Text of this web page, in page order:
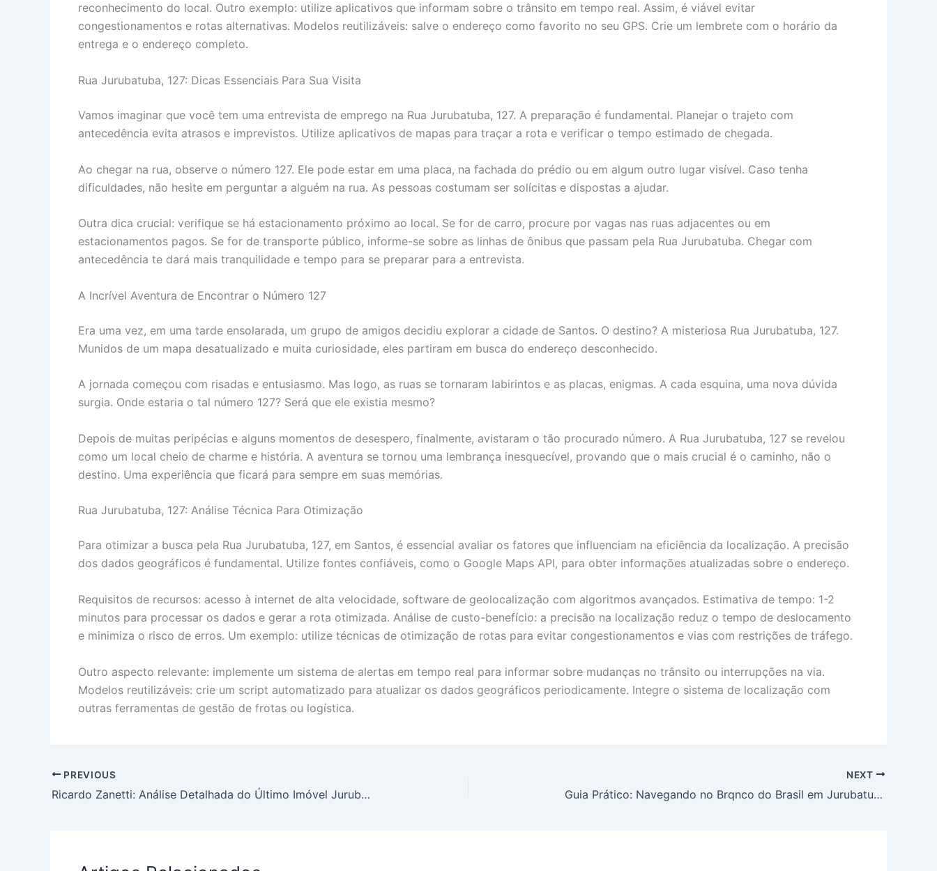
reconhecimento do local. Outro exemplo: utilize aplicativos que informam sobre o trânsito em tempo real. Assim, é viável evitar
congestionamentos e rotas alternativas. Modelos reutilizáveis: salve o endereço como favorito no seu GPS. Crie um lembrete com o horário da
entrega e o endereço completo.
Rua Jurubatuba, 127: Dicas Essenciais Para Sua Visita
Vamos imaginar que você tem uma entrevista de emprego na Rua Jurubatuba, 127. A preparação é fundamental. Planejar o trajeto com
antecedência evita atrasos e imprevistos. Utilize aplicativos de mapas para traçar a rota e verificar o tempo estimado de chegada.
Ao chegar na rua, observe o número 127. Ele pode estar em uma placa, na fachada do prédio ou em algum outro lugar visível. Caso tenha
dificuldades, não hesite em perguntar a alguém na rua. As pessoas costumam ser solícitas e dispostas a ajudar.
Outra dica crucial: verifique se há estacionamento próximo ao local. Se for de carro, procure por vagas nas ruas adjacentes ou em
estacionamentos pagos. Se for de transporte público, informe-se sobre as linhas de ônibus que passam pela Rua Jurubatuba. Chegar com
antecedência te dará mais tranquilidade e tempo para se preparar para a entrevista.
A Incrível Aventura de Encontrar o Número 127
Era uma vez, em uma tarde ensolarada, um grupo de amigos decidiu explorar a cidade de Santos. O destino? A misteriosa Rua Jurubatuba, 127.
Munidos de um mapa desatualizado e muita curiosidade, eles partiram em busca do endereço desconhecido.
A jornada começou com risadas e entusiasmo. Mas logo, as ruas se tornaram labirintos e as placas, enigmas. A cada esquina, uma nova dúvida
surgia. Onde estaria o tal número 127? Será que ele existia mesmo?
Depois de muitas peripécias e alguns momentos de desespero, finalmente, avistaram o tão procurado número. A Rua Jurubatuba, 127 se revelou
como um local cheio de charme e história. A aventura se tornou uma lembrança inesquecível, provando que o mais crucial é o caminho, não o
destino. Uma experiência que ficará para sempre em suas memórias.
Rua Jurubatuba, 127: Análise Técnica Para Otimização
Para otimizar a busca pela Rua Jurubatuba, 127, em Santos, é essencial avaliar os fatores que influenciam na eficiência da localização. A precisão
dos dados geográficos é fundamental. Utilize fontes confiáveis, como o Google Maps API, para obter informações atualizadas sobre o endereço.
Requisitos de recursos: acesso à internet de alta velocidade, software de geolocalização com algoritmos avançados. Estimativa de tempo: 1-2
minutos para processar os dados e gerar a rota otimizada. Análise de custo-benefício: a precisão na localização reduz o tempo de deslocamento
e minimiza o risco de erros. Um exemplo: utilize técnicas de otimização de rotas para evitar congestionamentos e vias com restrições de tráfego.
Outro aspecto relevante: implemente um sistema de alertas em tempo real para informar sobre mudanças no trânsito ou interrupções na via.
Modelos reutilizáveis: crie um script automatizado para atualizar os dados geográficos periodicamente. Integre o sistema de localização com
outras ferramentas de gestão de frotas ou logística.
PREVIOUS
Ricardo Zanetti: Análise Detalhada do Último Imóvel Jurubatuba
NEXT
Guia Prático: Navegando no Brqnco do Brasil em Jurubatuba